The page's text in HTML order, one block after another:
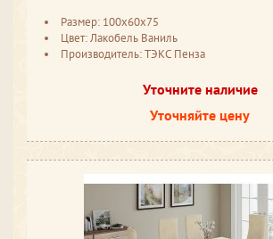
Размер: 100x60x75
Цвет: Лакобель Ваниль
Производитель: ТЭКС Пенза
Уточните наличие
Уточняйте цену